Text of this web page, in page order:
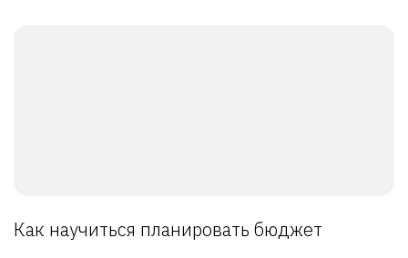
Как научиться планировать бюджет